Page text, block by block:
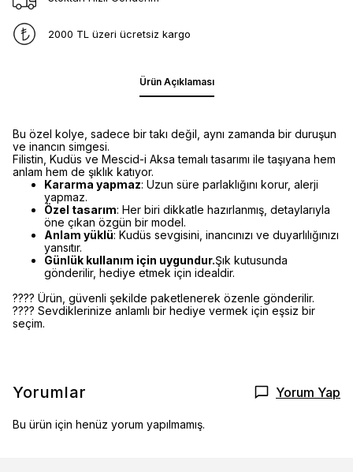
2000 TL üzeri ücretsiz kargo
Ürün Açıklaması
Bu özel kolye, sadece bir takı değil, aynı zamanda bir duruşun
ve inancın simgesi.
Filistin, Kudüs ve Mescid-i Aksa temalı tasarımı ile taşıyana hem
anlam hem de şıklık katıyor.
Kararma yapmaz: Uzun süre parlaklığını korur, alerji
yapmaz.
Özel tasarım: Her biri dikkatle hazırlanmış, detaylarıyla
öne çıkan özgün bir model.
Anlam yüklü: Kudüs sevgisini, inancınızı ve duyarlılığınızı
yansıtır.
Günlük kullanım için uygundur.Şık kutusunda
gönderilir, hediye etmek için idealdir.
???? Ürün, güvenli şekilde paketlenerek özenle gönderilir.
???? Sevdiklerinize anlamlı bir hediye vermek için eşsiz bir
seçim.
Yorumlar Yorum Yap
Bu ürün için henüz yorum yapılmamış.